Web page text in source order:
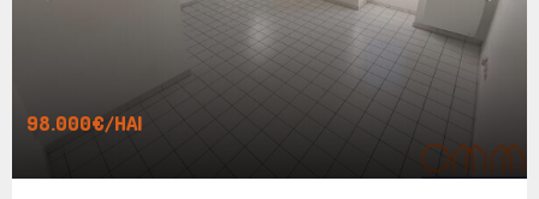
98.000€/HAI